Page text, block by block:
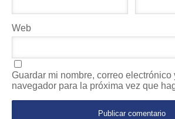
Web
Guardar mi nombre, correo electrónico
navegador para la próxima vez que